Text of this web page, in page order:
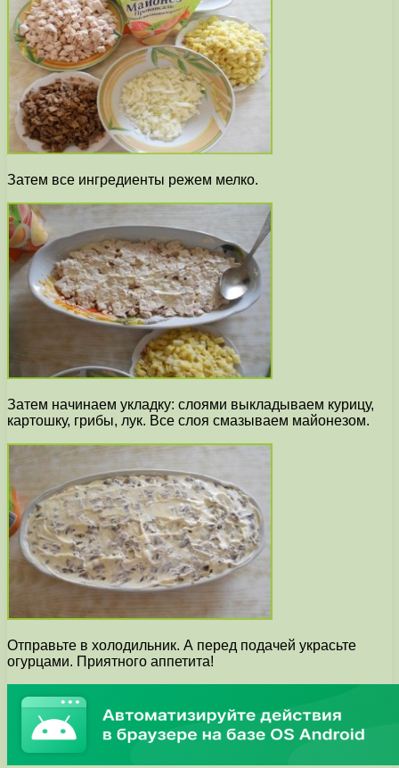
Затем все ингредиенты режем мелко.
Затем начинаем укладку: слоями выкладываем курицу,
картошку, грибы, лук. Все слоя смазываем майонезом.
Отправьте в холодильник. А перед подачей украсьте
огурцами. Приятного аппетита!